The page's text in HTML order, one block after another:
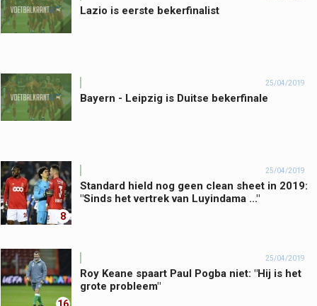
Lazio is eerste bekerfinalist
25/04/2019
Bayern - Leipzig is Duitse bekerfinale
8
25/04/2019
Standard hield nog geen clean sheet in 2019:
"Sinds het vertrek van Luyindama ..."
25/04/2019
Roy Keane spaart Paul Pogba niet: "Hij is het
grote probleem"